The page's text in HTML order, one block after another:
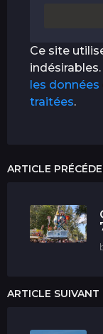
Ce site
indésirables.
les
traitées.
ARTICLE
ARTICLE SUIVANT